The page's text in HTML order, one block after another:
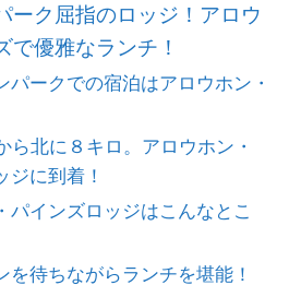
ーク屈指のロッジ！アロウ
で優雅なランチ！
パークでの宿泊はアロウホン・
ら北に８キロ。アロウホン・
ジに到着！
パインズロッジはこんなとこ
を待ちながらランチを堪能！